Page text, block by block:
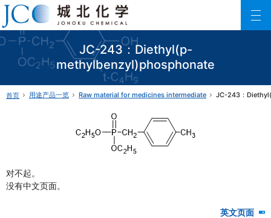
JC-243：Diethyl(p-
methylbenzyl)phosphonate
城北化学工业株式会社
ファインケミカル製品の専門メーカー 城北化学工業株式会社
首页 用途产品一览 Raw material for medicines intermediate JC-243：
对不起。
没有中文页面。
英文页面